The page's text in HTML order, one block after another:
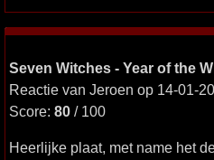
Seven Witches - Year of the
Reactie van Jeroen op 14-01-
Score: 80 / 100
Heerlijke plaat, met name het